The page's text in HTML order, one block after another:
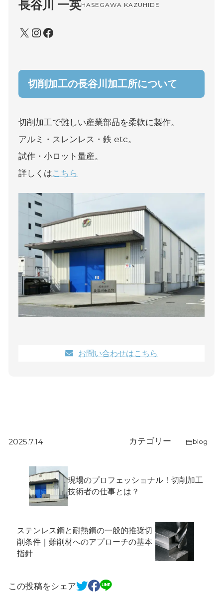
長谷川 一英HASEGAWA KAZUHIDE
切削加⼯の長谷川加⼯所について
切削加⼯で難しい産業部品を柔軟に製作。
アルミ・スレンレス・鉄 etc。
試作・⼩ロット量産。
詳しくはこちら
お問い合わせはこちら
2025.7.14 カテゴリー blog
現場のプロフェッショナル！切削加工
技術者の仕事とは？
ステンレス鋼と耐熱鋼の一般的推奨切
削条件｜難削材へのアプローチの基本
指針
この投稿をシェア